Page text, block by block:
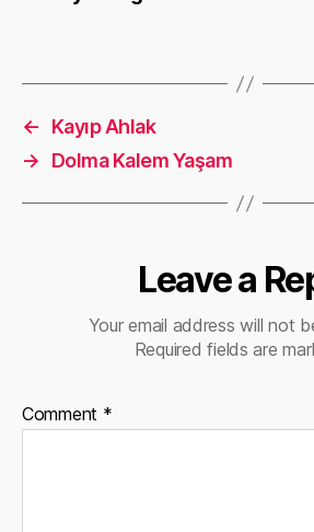
←
Kayıp Ahlak
→
Dolma Kalem Yaşam
Leave a
Your email address will not
Required fields are
Comment *